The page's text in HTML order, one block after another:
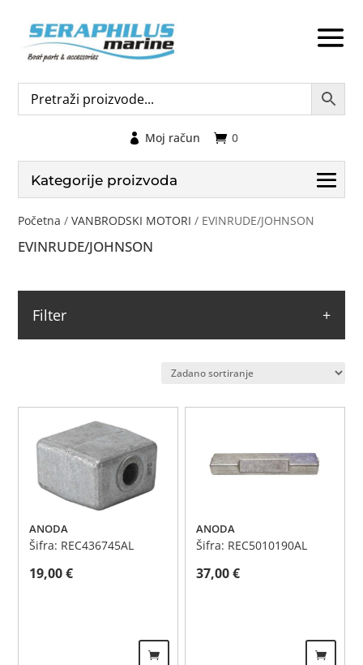
0
Moj račun
Kategorije proizvoda
Početna /VANBRODSKI MOTORI / EVINRUDE/JOHNSON
EVINRUDE/JOHNSON
ANODA
Šifra: REC436745AL
19,00€
ANODA
Šifra: REC5010190AL
37,00€
Filter